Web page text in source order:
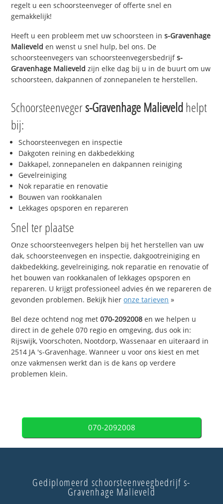
regelt u een schoorsteenveger of offerte snel en
gemakkelijk!
Heeft u een probleem met uw schoorsteen ins-Gravenhage
Malieveld en wenst u snel hulp, bel ons. De
schoorsteenvegers van schoorsteenvegersbedrijfs-
Gravenhage Malieveld zijn elke dag bij u in de buurt om uw
schoorsteen, dakpannen of zonnepanelen te herstellen.
Schoorsteenvegers-Gravenhage Malieveldhelpt
bij:
Schoorsteenvegen en inspectie
Dakgoten reining en dakbedekking
Dakkapel, zonnepanelen en dakpannen reiniging
Gevelreiniging
Nok reparatie en renovatie
Bouwen van rookkanalen
Lekkages opsporen en repareren
Snel ter plaatse
Onze schoorsteenvegers helpen bij het herstellen van uw
dak, schoorsteenvegen en inspectie, dakgootreiniging en
dakbedekking, gevelreiniging, nok reparatie en renovatie of
het bouwen van rookkanalen of lekkages opsporen en
repareren. U krijgt professioneel advies én we repareren de
gevonden problemen. Bekijk hieronze tarieven »
Bel deze ochtend nog met070-2092008 en we helpen u
direct in de gehele 070 regio en omgeving, dus ook in:
Rijswijk, Voorschoten, Nootdorp, Wassenaar en uiteraard in
2514 JA 's-Gravenhage. Wanneer u voor ons kiest en met
onze vakmensen werkt dan is de kans op verdere
problemen klein.
070-2092008
Gediplomeerd schoorsteenveegbedrijf s-
Gravenhage Malieveld